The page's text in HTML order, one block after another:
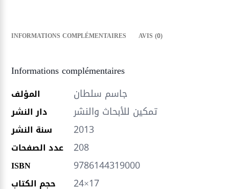
INFORMATIONS COMPLÉMENTAIRES AVIS (0)
Informations complémentaires
المؤلف جاسم سلطان
دار النشر تمكين للأبحاث والنشر
سنة النشر 2013
عدد الصفحات 208
ISBN 9786144319000
حجم الكتاب 24×17